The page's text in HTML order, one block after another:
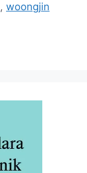
, woongjin